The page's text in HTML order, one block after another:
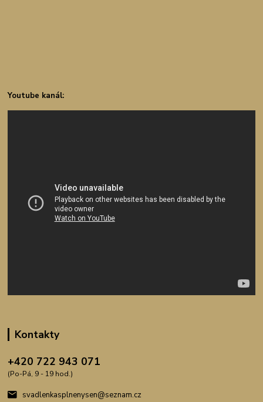
Youtube kanál:
Kontakty
+420 722 943 071
(Po-Pá, 9 - 19 hod.)
svadlenkasplnenysen@seznam.cz